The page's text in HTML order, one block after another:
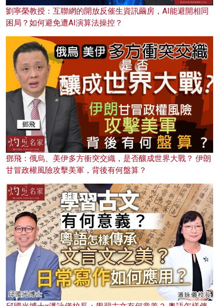
劉寧榮教授：互聯網的開放反催生資訊繭房，AI能避開相同
困局？如何避免遭AI演算法操控？
鄧飛：俄烏、美伊多方衝突交織，是否釀成世界大戰？ 伊朗
甘冒政權風險攻擊美軍，背後有何盤算？